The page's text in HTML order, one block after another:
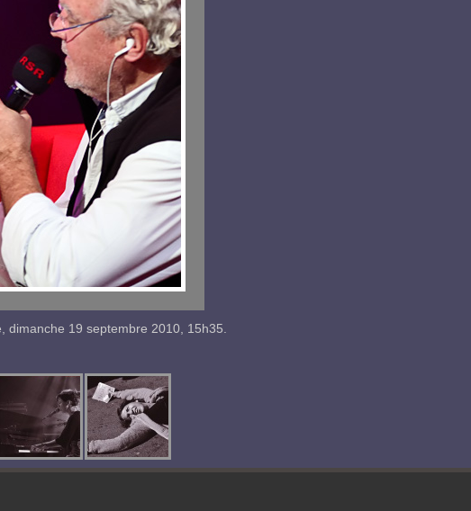
dimanche 19 septembre 2010, 15h35.